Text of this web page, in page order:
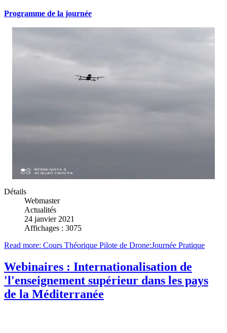
Programme de la journée
Détails
Webmaster
Actualités
24 janvier 2021
Affichages : 3075
Read more: Cours Théorique Pilote de Drone:Journée Pratique
Webinaires : Internationalisation de
'l'enseignement supérieur dans les pays
de la Méditerranée